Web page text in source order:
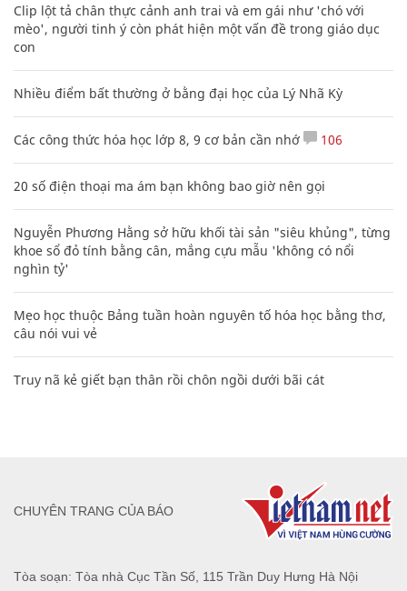
Clip lột tả chân thực cảnh anh trai và em gái như 'chó với
mèo', người tinh ý còn phát hiện một vấn đề trong giáo dục
con
Nhiều điểm bất thường ở bằng đại học của Lý Nhã Kỳ
Các công thức hóa học lớp 8, 9 cơ bản cần nhớ 106
20 số điện thoại ma ám bạn không bao giờ nên gọi
Nguyễn Phương Hằng sở hữu khối tài sản "siêu khủng", từng
khoe sổ đỏ tính bằng cân, mắng cựu mẫu 'không có nổi
nghìn tỷ'
Mẹo học thuộc Bảng tuần hoàn nguyên tố hóa học bằng thơ,
câu nói vui vẻ
Truy nã kẻ giết bạn thân rồi chôn ngồi dưới bãi cát
Tòa soạn: Tòa nhà Cục Tần Số, 115 Trần Duy Hưng Hà Nội
CHUYÊN TRANG CỦA BÁO